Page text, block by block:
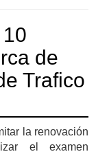
de
Trafico
la renovación
el examen